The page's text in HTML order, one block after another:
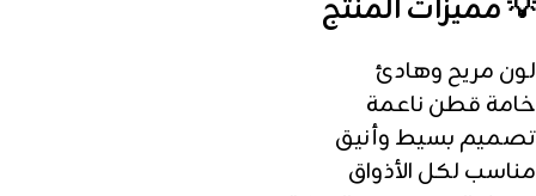
💡 مميزات المنتج
لون مريح وهادئ
خامة قطن ناعمة
تصميم بسيط وأنيق
مناسب لكل الأذواق